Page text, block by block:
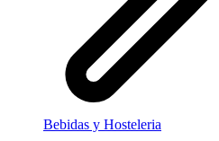
Bebidas y Hosteleria